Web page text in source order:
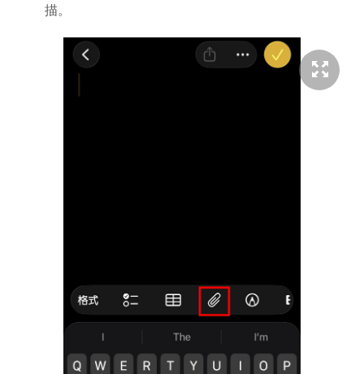
描。